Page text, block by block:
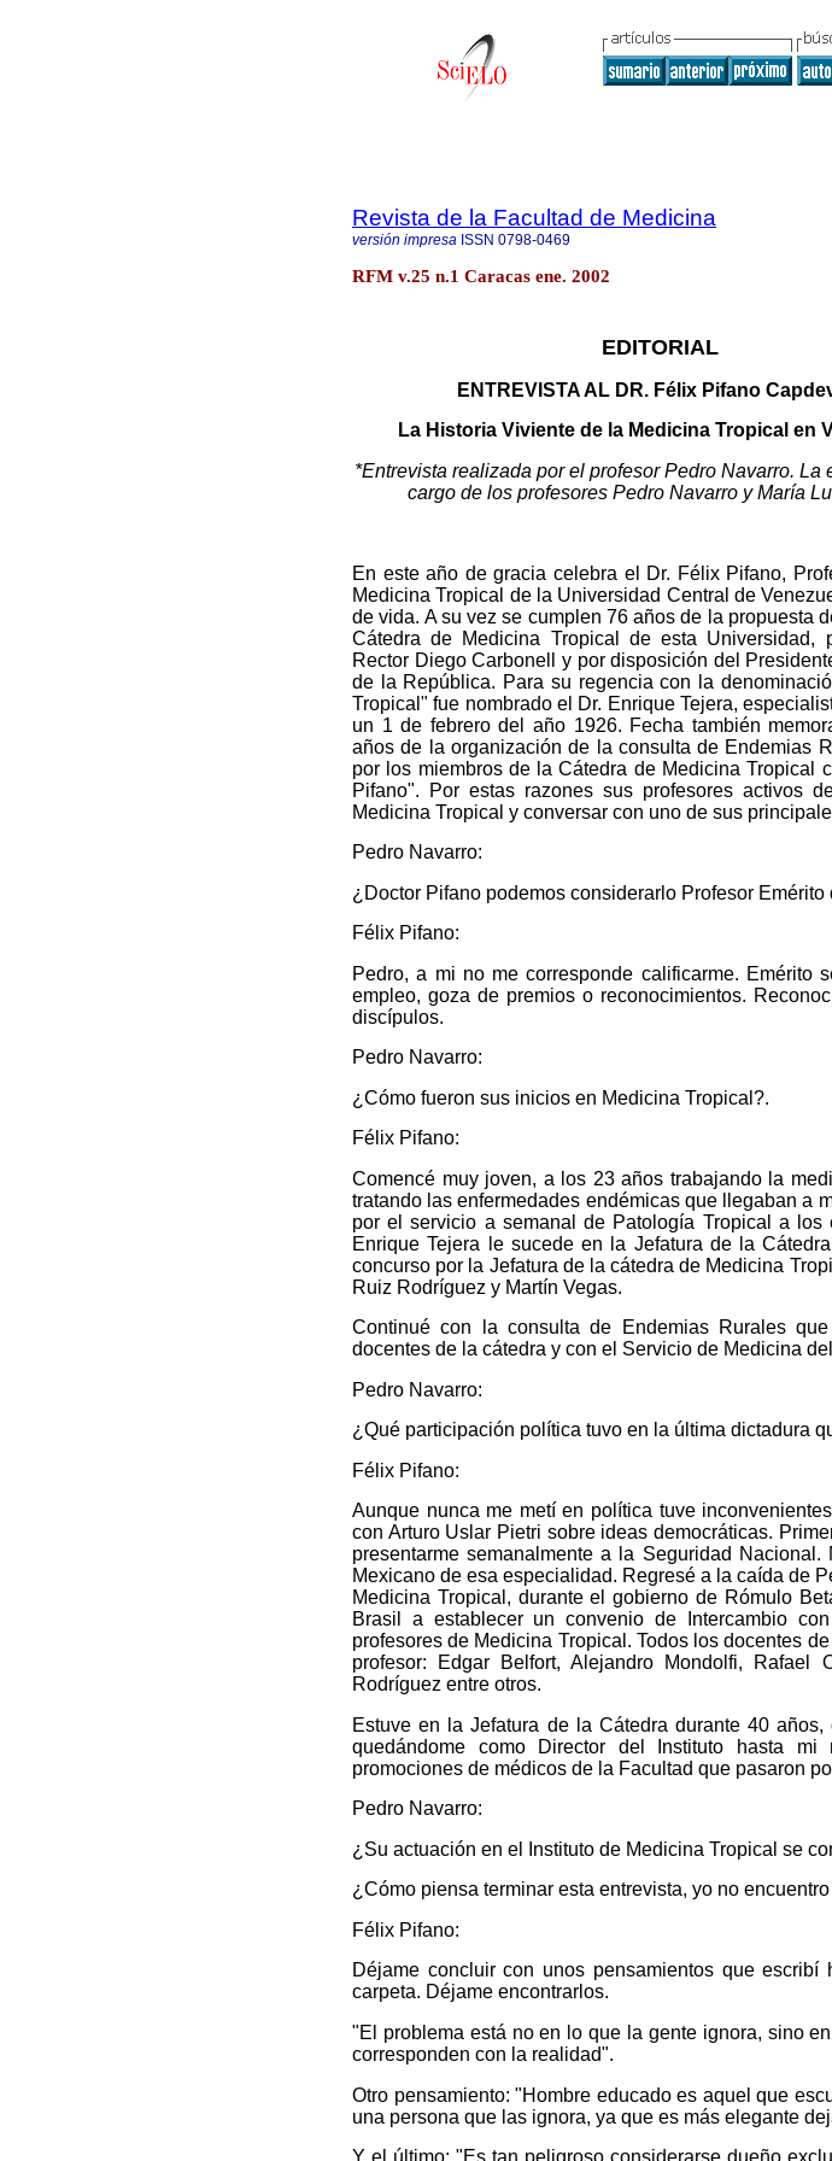
Revista de la Facultad de Medicina
versión impresa ISSN 0798-0469
RFM v.25 n.1 Caracas ene. 2002
EDITORIAL
ENTREVISTA AL DR. Félix Pifano
La Historia Viviente de la Medicina Tropical en
*Entrevista realizada por el profesor Pedro Navarro. La
cargo de los profesores Pedro Navarro y María
En este año de gracia celebra el Dr. Félix Pifano,
Medicina Tropical de la Universidad Central de
de vida. A su vez se cumplen 76 años de la propuesta
Cátedra de Medicina Tropical de esta Universidad,
Rector Diego Carbonell y por disposición del
de la República. Para su regencia con la
Tropical" fue nombrado el Dr. Enrique Tejera,
un 1 de febrero del año 1926. Fecha también
años de la organización de la consulta de Endemias
por los miembros de la Cátedra de Medicina Tropical
Pifano". Por estas razones sus profesores activos
Medicina Tropical y conversar con uno de sus
Pedro Navarro:
¿Doctor Pifano podemos considerarlo Profesor
Félix Pifano:
Pedro, a mi no me corresponde calificarme.
empleo, goza de premios o reconocimientos.
discípulos.
Pedro Navarro:
¿Cómo fueron sus inicios en Medicina Tropical?.
Félix Pifano:
Comencé muy joven, a los 23 años trabajando la
tratando las enfermedades endémicas que llegaban a
por el servicio a semanal de Patología Tropical a
Enrique Tejera le sucede en la Jefatura de la
concurso por la Jefatura de la cátedra de Medicina
Ruiz Rodríguez y Martín Vegas.
Continué con la consulta de Endemias Rurales
docentes de la cátedra y con el Servicio de Medicina
Pedro Navarro:
¿Qué participación política tuvo en la última dictadura
Félix Pifano:
Aunque nunca me metí en política tuve
con Arturo Uslar Pietri sobre ideas democráticas.
presentarme semanalmente a la Seguridad
Mexicano de esa especialidad. Regresé a la caída de
Medicina Tropical, durante el gobierno de Rómulo
Brasil a establecer un convenio de Intercambio
profesores de Medicina Tropical. Todos los docentes
profesor: Edgar Belfort, Alejandro Mondolfi, Rafael
Rodríguez entre otros.
Estuve en la Jefatura de la Cátedra durante 40
quedándome como Director del Instituto hasta mi
promociones de médicos de la Facultad que pasaron
Pedro Navarro:
¿Su actuación en el Instituto de Medicina Tropical se
¿Cómo piensa terminar esta entrevista, yo no
Félix Pifano:
Déjame concluir con unos pensamientos que
carpeta. Déjame encontrarlos.
"El problema está no en lo que la gente ignora, sino
corresponden con la realidad".
Otro pensamiento: "Hombre educado es aquel que
una persona que las ignora, ya que es más elegante
Y el último: "Es tan peligroso considerarse dueño